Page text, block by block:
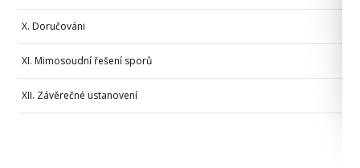
X. Doručováni
XI. Mimosoudní řešení sporů
XII. Závěrečné ustanovení